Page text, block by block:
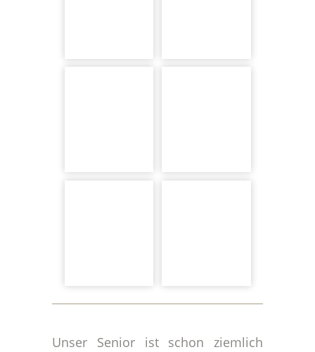
Unser Senior ist schon ziemlich